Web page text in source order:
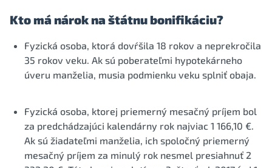
Kto má nárok na štátnu bonifikáciu?
Fyzická osoba, ktorá dovŕšila 18 rokov a neprekročila
35 rokov veku. Ak sú poberateľmi hypotekárneho
úveru manželia, musia podmienku veku splniť obaja.
Fyzická osoba, ktorej priemerný mesačný príjem bol
za predchádzajúci kalendárny rok najviac 1 166,10 €.
Ak sú žiadateľmi manželia, ich spoločný priemerný
mesačný príjem za minulý rok nesmel presiahnuť 2